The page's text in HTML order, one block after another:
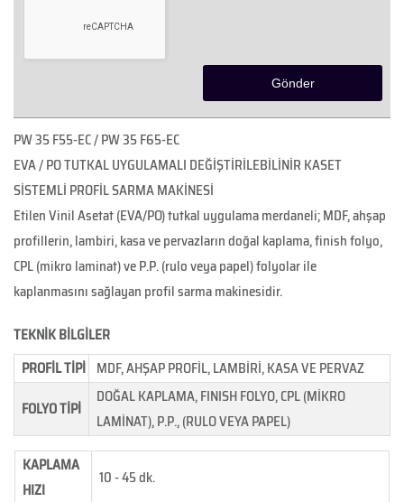
PW 35 F55-EC / PW 35 F65-EC
EVA / PO TUTKAL UYGULAMALI DEĞİŞTİRİLEBİLİNİR KASET
SİSTEMLİ PROFİL SARMA MAKİNESİ
Etilen Vinil Asetat (EVA/PO) tutkal uygulama merdaneli; MDF, ahşap
profillerin, lambiri, kasa ve pervazların doğal kaplama, finish folyo,
CPL (mikro laminat) ve P.P. (rulo veya papel) folyolar ile
kaplanmasını sağlayan profil sarma makinesidir.
TEKNİK BİLGİLER
PROFİL TİPİ MDF, AHŞAP PROFİL, LAMBİRİ, KASA VE PERVAZ
FOLYO TİPİ
DOĞAL KAPLAMA, FINISH FOLYO, CPL (MİKRO
LAMİNAT), P.P., (RULO VEYA PAPEL)
KAPLAMA
HIZI
10 - 45 dk.